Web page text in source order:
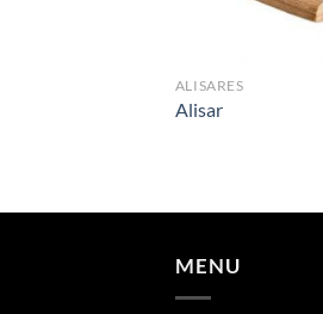
ALISARES
Alisar
MENU